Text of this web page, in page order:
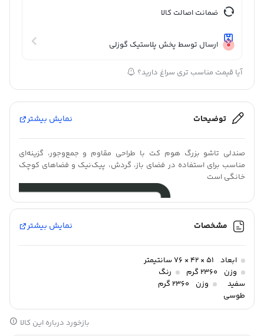
ضمانت اصالت کالا
ارسال توسط پخش پلاستیک گوزلی
آیا قیمت مناسب تری سراغ دارید؟
توضیحات نمایش بیشتر
صندلی تاشو بزرگ هوم کت با طراحی مقاوم و جمع‌وجور، گزینه‌ای
مناسب برای استفاده در فضای باز، گردش، پیک‌نیک و فضاهای کوچک
خانگی است
مشخصات نمایش بیشتر
ابعاد
۵۱ × ۴۲ × ۷۶ سانتیمتر
وزن
2360 گرم
رنگ
سفید
طوسی
وانیلی
وزن 2360 گرم
بازخورد درباره این کالا